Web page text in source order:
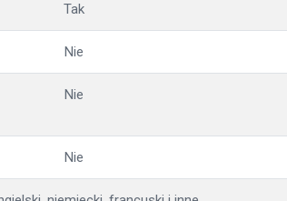
Tak
Nie
Nie
Nie